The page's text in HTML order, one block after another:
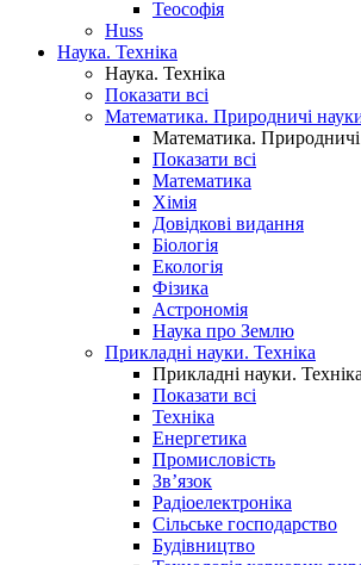
Теософія
Huss
Наука. Техніка
Наука. Техніка
Показати всі
Математика. Природничі
Математика.
Показати всі
Математика
Хімія
Довідкові видання
Біологія
Екологія
Фізика
Астрономія
Наука про Землю
Прикладні науки. Техніка
Прикладні науки. Техніка
Показати всі
Техніка
Енергетика
Промисловість
Зв’язок
Радіоелектроніка
Сільське господарство
Будівництво